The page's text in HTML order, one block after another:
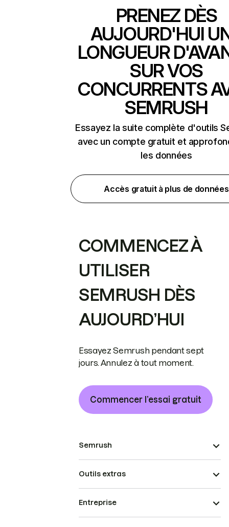
PRENEZ DÈS
AUJOURD'HUI
LONGUEUR
SUR VOS
CONCURRENTS
SEMRUSH
Essayez la suite complète d'outils
avec un compte gratuit et
les données
Accès gratuit à plus de données
COMMENCEZ À
UTILISER
SEMRUSH DÈS
AUJOURD’HUI
Essayez Semrush pendant sept
jours. Annulez à tout moment.
Commencer l’essai gratuit
Semrush
Outils extras
Entreprise